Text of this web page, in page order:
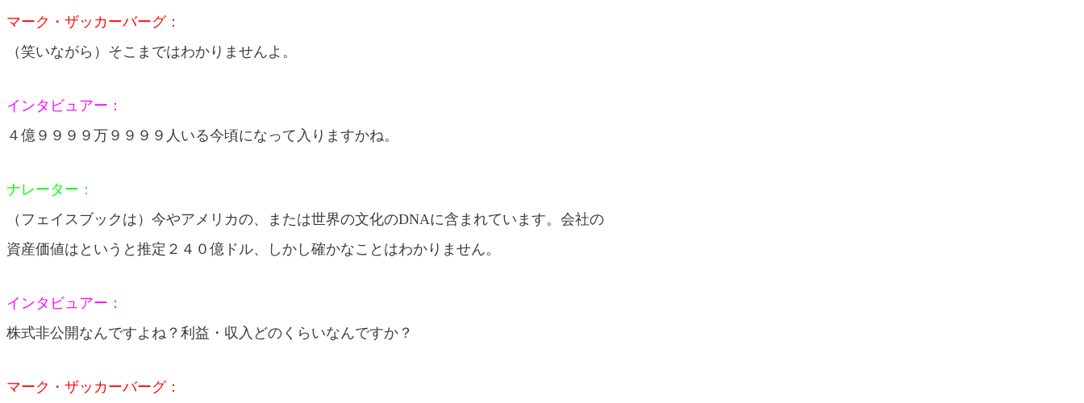
マーク・ザッカーバーグ：
（笑いながら）そこまではわかりませんよ。
インタビュアー：
４億９９９９万９９９９人いる今頃になって入りますかね。
ナレーター：
（フェイスブックは）今やアメリカの、または世界の文化のDNAに含まれています。会社の
資産価値はというと推定２４０億ドル、しかし確かなことはわかりません。
インタビュアー：
株式非公開なんですよね？利益・収入どのくらいなんですか？
マーク・ザッカーバーグ：